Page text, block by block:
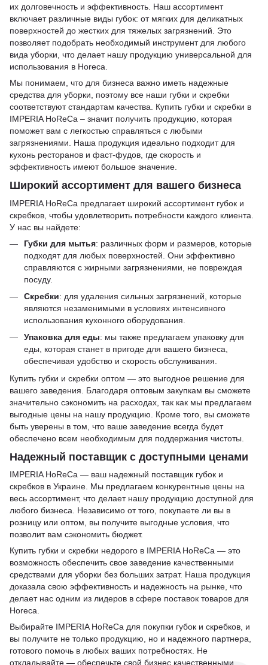
их долговечность и эффективность. Наш ассортимент
включает различные виды губок: от мягких для деликатных
поверхностей до жестких для тяжелых загрязнений. Это
позволяет подобрать необходимый инструмент для любого
вида уборки, что делает нашу продукцию универсальной для
использования в Horeca.
Мы понимаем, что для бизнеса важно иметь надежные
средства для уборки, поэтому все наши губки и скребки
соответствуют стандартам качества. Купить губки и скребки в
IMPERIA HoReCa – значит получить продукцию, которая
поможет вам с легкостью справляться с любыми
загрязнениями. Наша продукция идеально подходит для
кухонь ресторанов и фаст-фудов, где скорость и
эффективность имеют большое значение.
Широкий ассортимент для вашего бизнеса
IMPERIA HoReCa предлагает широкий ассортимент губок и
скребков, чтобы удовлетворить потребности каждого клиента.
У нас вы найдете:
Губки для мытья: различных форм и размеров, которые
подходят для любых поверхностей. Они эффективно
справляются с жирными загрязнениями, не повреждая
посуду.
Скребки: для удаления сильных загрязнений, которые
являются незаменимыми в условиях интенсивного
использования кухонного оборудования.
Упаковка для еды: мы также предлагаем упаковку для
еды, которая станет в пригоде для вашего бизнеса,
обеспечивая удобство и скорость обслуживания.
Купить губки и скребки оптом — это выгодное решение для
вашего заведения. Благодаря оптовым закупкам вы сможете
значительно сэкономить на расходах, так как мы предлагаем
выгодные цены на нашу продукцию. Кроме того, вы сможете
быть уверены в том, что ваше заведение всегда будет
обеспечено всем необходимым для поддержания чистоты.
Надежный поставщик с доступными ценами
IMPERIA HoReCa — ваш надежный поставщик губок и
скребков в Украине. Мы предлагаем конкурентные цены на
весь ассортимент, что делает нашу продукцию доступной для
любого бизнеса. Независимо от того, покупаете ли вы в
розницу или оптом, вы получите выгодные условия, что
позволит вам сэкономить бюджет.
Купить губки и скребки недорого в IMPERIA HoReCa — это
возможность обеспечить свое заведение качественными
средствами для уборки без больших затрат. Наша продукция
доказала свою эффективность и надежность на рынке, что
делает нас одним из лидеров в сфере поставок товаров для
Horeca.
Выбирайте IMPERIA HoReCa для покупки губок и скребков, и
вы получите не только продукцию, но и надежного партнера,
готового помочь в любых ваших потребностях. Не
откладывайте — обеспечьте свой бизнес качественными